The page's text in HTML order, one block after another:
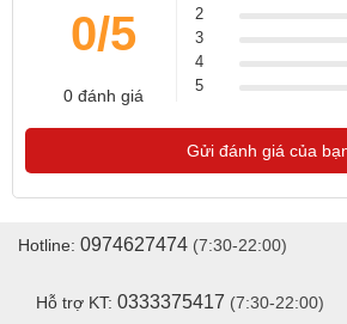
0/5
0 đánh giá
2
3
4
5
Gửi đánh giá của
Hotline: 0974627474 (7:30-22:00)
Hỗ trợ KT: 0333375417 (7:30-22:00)